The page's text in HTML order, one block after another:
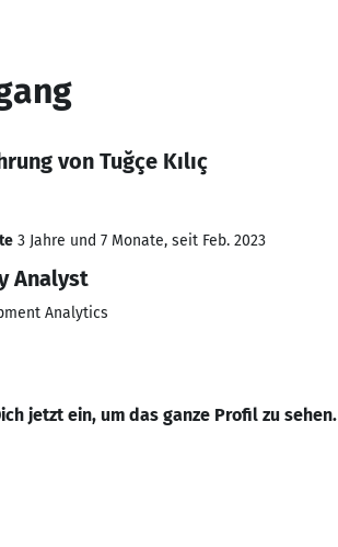
von Tuğçe Kılıç
3 Jahre und 7 Monate, seit Feb. 2023
Analyst
Analytics
jetzt ein, um das ganze Profil zu sehen.